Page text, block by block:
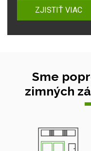
ZJISTIŤ VIAC
Sme
zimných